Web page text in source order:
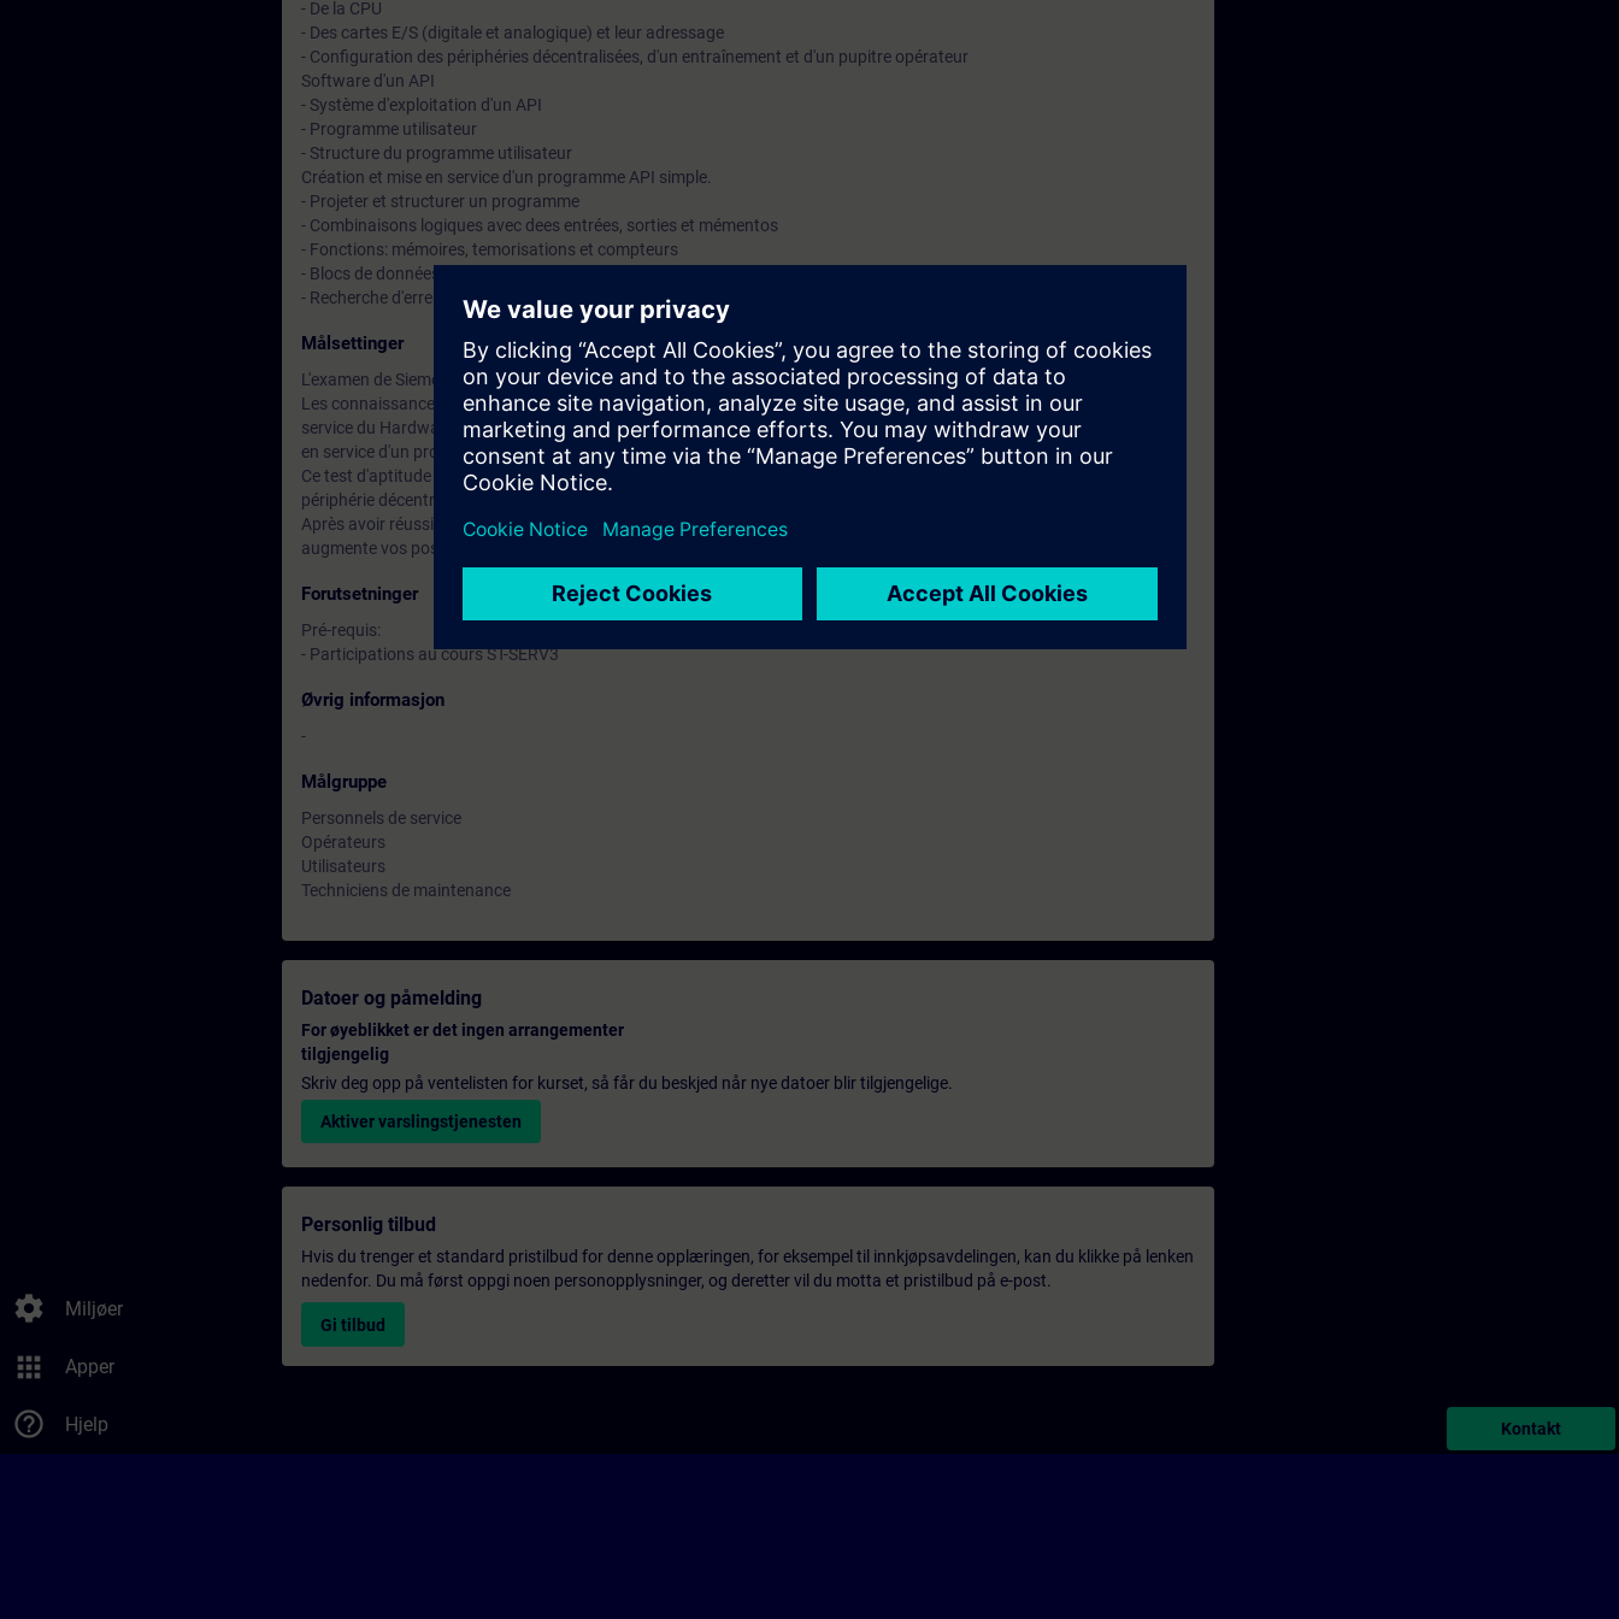
settings Miljøer
apps Apper
help_outline Hjelp
- De la CPU
- Des cartes E/S (digitale et analogique) et leur adressage
- Configuration des périphéries décentralisées, d'un entraînement et d'un pupitre opérateur
Software d'un API
- Système d'exploitation d'un API
- Programme utilisateur
- Structure du programme utilisateur
Création et mise en service d'un programme API simple.
- Projeter et structurer un programme
- Combinaisons logiques avec dees entrées, sorties et mémentos
- Fonctions: mémoires, temorisations et compteurs
- Blocs de données, d'organisations, blocs de fonctions, fonctions et fonctions système
- Recherche d'erreurs hardware et software
Målsettinger
L'examen de Siemens Certified Service Technician Level 2 a lieu dans un centre de formation régional.
Les connaissances pratiques seront contrôlées par un test d'aptitude. les sujets abordés sont les suivants: la mise en
service du Hardware d'un API et de ses composants de la Totally Integrated Automation ainsi que la création et la mise
en service d'un programme API simple
Ce test d'aptitude sera fait sur um banc de test. Celui-ci est composé d'un système d'automatisation S7-300, une
périphérie décentrlisée ET 200 S, un Touch Panel TP177B, un entraînement Micromaster 420 et d'une maquette.
Après avoir réussi l'examen vous obtiendrez un certificat. Cette qualification est la preuve de vos connaissances et
augmente vos possibilités sur le marché du travail.
Forutsetninger
Pré-requis:
- Participations au cours ST-SERV3
Øvrig informasjon
-
Målgruppe
Personnels de service
Opérateurs
Utilisateurs
Techniciens de maintenance
Datoer og påmelding
For øyeblikket er det ingen arrangementer
tilgjengelig
Skriv deg opp på ventelisten for kurset, så får du beskjed når nye datoer blir tilgjengelige.
Aktiver varslingstjenesten
Personlig tilbud
Hvis du trenger et standard pristilbud for denne opplæringen, for eksempel til innkjøpsavdelingen, kan du klikke på lenken
nedenfor. Du må først oppgi noen personopplysninger, og deretter vil du motta et pristilbud på e-post.
Gi tilbud
Kontakt